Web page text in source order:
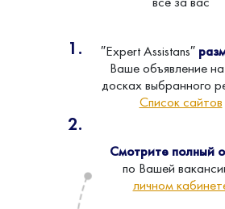
всё за вас
″Expert Assistans″
Ваше объявление
досках выбранного
Список сайтов
Смотрите полный
по Вашей
личном